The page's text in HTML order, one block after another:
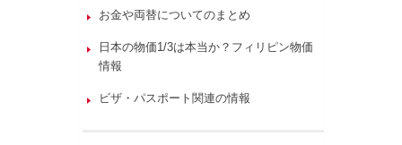
お金や両替についてのまとめ
日本の物価1/3は本当か？フィリピン物価
情報
ビザ・パスポート関連の情報